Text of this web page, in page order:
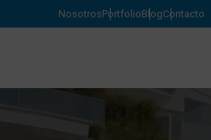
NosotrosPortfolioBlogContacto